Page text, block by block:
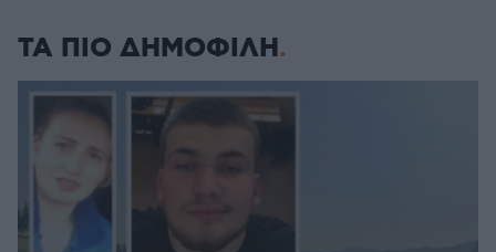
ΤΑ ΠΙΟ ΔΗΜΟΦΙΛΗ